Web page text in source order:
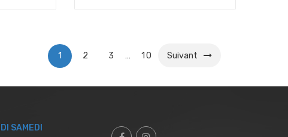
1 2 3 … 10 Suivant
SAMEDI